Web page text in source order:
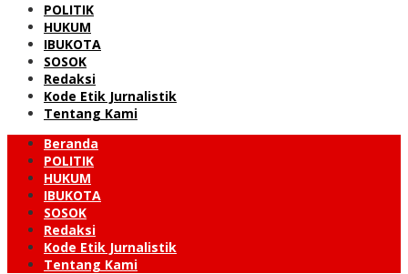
POLITIK
HUKUM
IBUKOTA
SOSOK
Redaksi
Kode Etik Jurnalistik
Tentang Kami
Beranda
POLITIK
HUKUM
IBUKOTA
SOSOK
Redaksi
Kode Etik Jurnalistik
Tentang Kami